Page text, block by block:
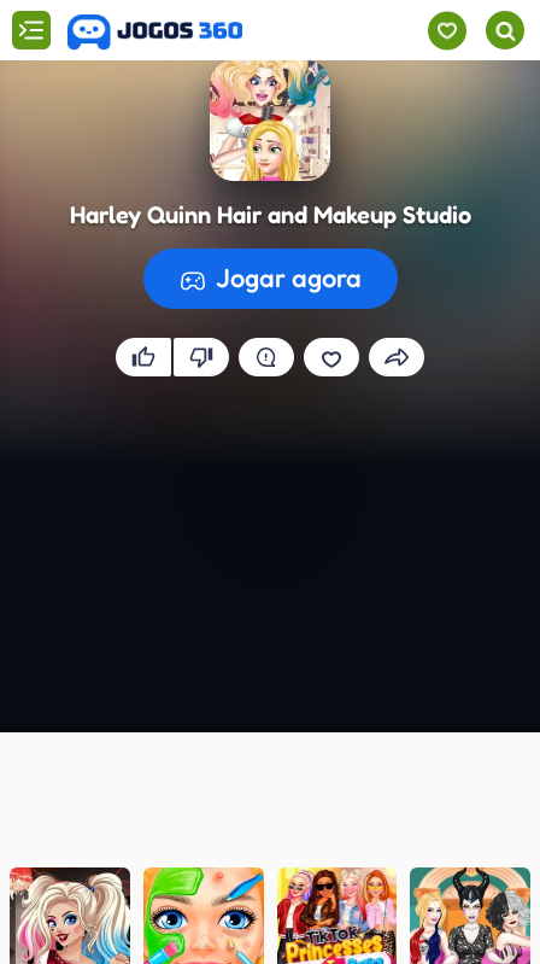
Harley Quinn Hair and Makeup Studio
Jogar agora
Harley Quinn Hair and Makeup Studio
CONTINUAR